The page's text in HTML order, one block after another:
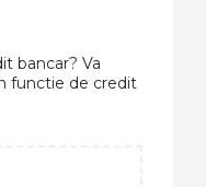
bancar? Va
functie de credit